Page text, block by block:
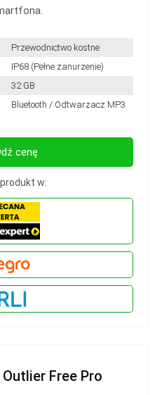
Przewodnictwo kostne
IP68 (Pełne zanurzenie)
32 GB
Bluetooth / Odtwarzacz MP3
cenę
w:
Outlier Free Pro